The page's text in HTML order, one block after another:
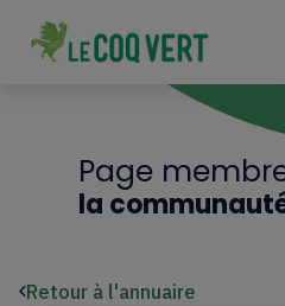
Page
la
Retour à l'annuaire